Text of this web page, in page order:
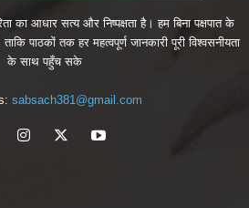
का आधार सत्य और निष्पक्षता है। हम बिना पक्षपात के
पाठकों तक हर महत्वपूर्ण जानकारी पूरी विश्वसनीयता
के साथ पहुँच सके
sabsach381@gmail.com